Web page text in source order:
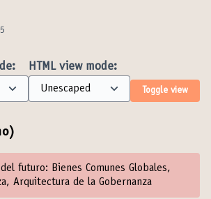
HTML view mode:
Toggle view
futuro: Bienes Comunes Globales,
Arquitectura de la Gobernanza